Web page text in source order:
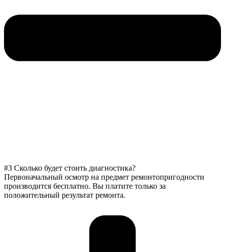
#3 Сколько будет стоить диагностика?
Первоначальный осмотр на предмет ремонтопригодности
производится бесплатно. Вы платите только за
положительный результат ремонта.